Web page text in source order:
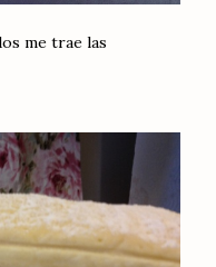
me trae las